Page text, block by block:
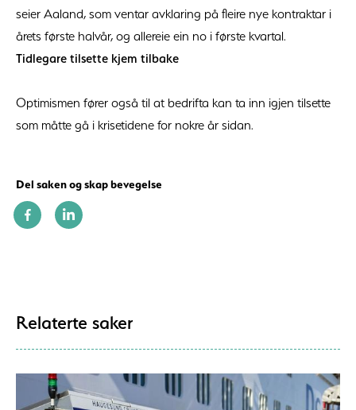
seier Aaland, som ventar avklaring på fleire nye kontraktar i
årets første halvår, og allereie ein no i første kvartal.
Tidlegare tilsette kjem tilbake
Optimismen fører også til at bedrifta kan ta inn igjen tilsette
som måtte gå i krisetidene for nokre år sidan.
Del saken og skap bevegelse
Relaterte saker